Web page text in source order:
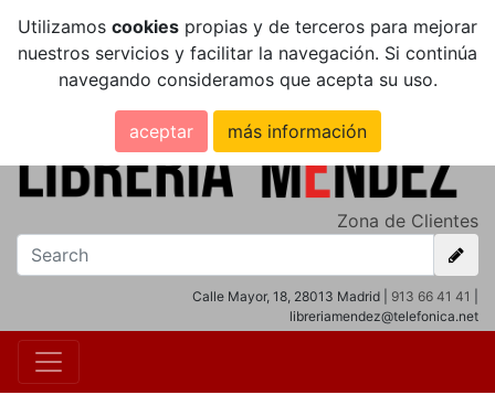
Utilizamos cookies propias y de terceros para mejorar
nuestros servicios y facilitar la navegación. Si continúa
navegando consideramos que acepta su uso.
aceptar más información
Zona de Clientes
Calle Mayor, 18, 28013 Madrid | 913 66 41 41
libreriamendez@telefonica.net